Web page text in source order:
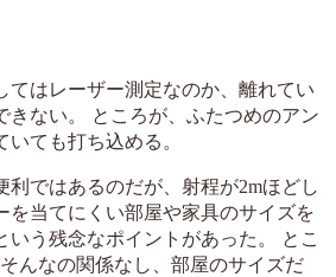
てはレーザー測定なのか、離れてい
きない。 ところが、ふたつめのアン
ても打ち込める。
利ではあるのだが、射程が2mほどし
を当てにくい部屋や家具のサイズを
いう残念なポイントがあった。 とこ
んなの関係なし、部屋のサイズだ